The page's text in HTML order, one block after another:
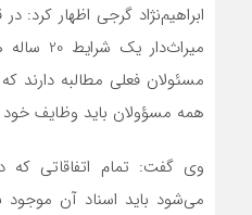
ابراهیم‌نژاد گرجی اظهار کرد:
مسئولان فعلی مطالبه دارند
همه مسؤولان باید وظایف خود
وی گفت: تمام اتفاقاتی
می‌شود باید اسناد آن موجود